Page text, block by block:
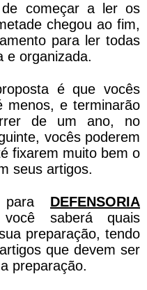
de começar a ler os
chegou ao fim,
para ler todas
e organizada.
é que vocês
menos, e terminarão
de um ano, no
vocês poderem
fixarem muito bem o
seus artigos.
para DEFENSORIA
saberá quais
preparação, tendo
que devem ser
preparação.